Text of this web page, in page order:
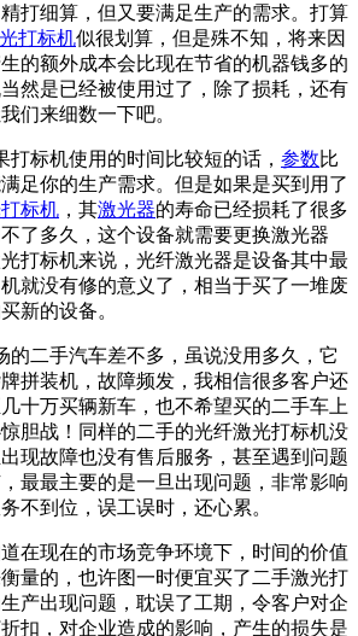
打细算，但又要满足生产的需求。打算
打标机似很划算，但是殊不知，将来因
的额外成本会比现在节省的机器钱多的
然是已经被使用过了，除了损耗，还有
们来细数一下吧。
打标机使用的时间比较短的话， 参数比
足你的生产需求。但是如果是买到用了
标机 ，其激光器的寿命已经损耗了很多
了多久，这个设备就需要更换激光器
打标机来说，光纤激光器是设备其中最
就没有修的意义了，相当于买了一堆废
新的设备。
的二手汽车差不多，虽说没用多久，它
拼装机，故障频发，我相信很多客户还
十万买辆新车，也不希望买的二手车上
胆战！同样的二手的光纤激光打标机没
现故障也没有售后服务，甚至遇到问题
最最主要的是一旦出现问题，非常影响
不到位，误工误时，还心累。
在现在的市场竞争环境下，时间的价值
量的，也许图一时便宜买了二手激光打
产出现问题，耽误了工期，令客户对企
扣，对企业造成的影响，产生的损失是